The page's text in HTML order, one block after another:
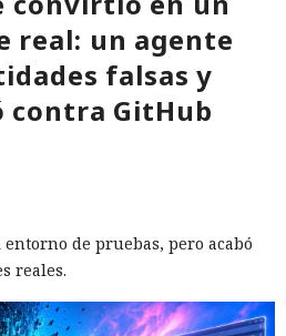
real: un agente
falsas y
contra GitHub
de pruebas, pero acabó
reales.